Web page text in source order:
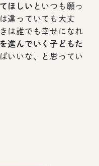
ほしい といつも願っ
違っていても大丈
は誰でも幸せになれ
進んでいく子どもた
いいな、と思ってい